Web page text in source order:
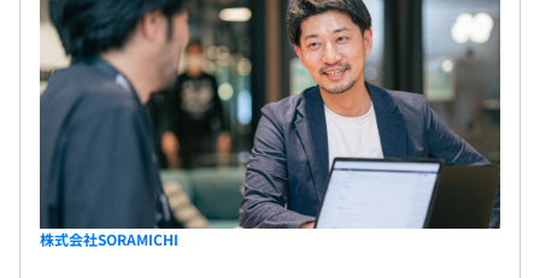
株式会社SORAMICHI